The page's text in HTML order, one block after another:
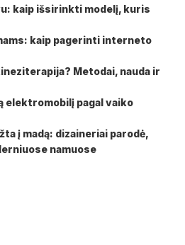
kaip išsirinkti modelį, kuris
kaip pagerinti interneto
Metodai, nauda ir
elektromobilį pagal vaiko
į madą: dizaineriai parodė,
namuose